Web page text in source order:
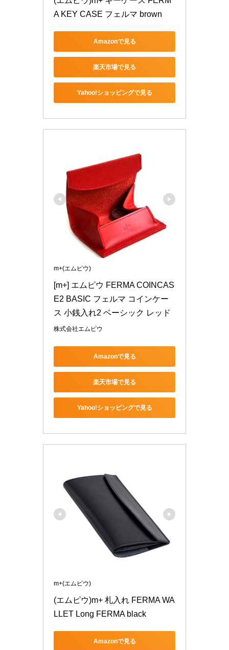
A KEY CASE フェルマ brown
Amazonで見る
楽天市場で見る
Yahoo!ショッピングで見る
m+(エムピウ)
[m+] エムピウ FERMA COINCAS
E2 BASIC フェルマ コインケー
ス 小銭入れ2 ベーシック レッド
株式会社エムピウ
Amazonで見る
楽天市場で見る
Yahoo!ショッピングで見る
m+(エムピウ)
(エムピウ)m+ 札入れ FERMA WA
LLET Long FERMA black
Amazonで見る